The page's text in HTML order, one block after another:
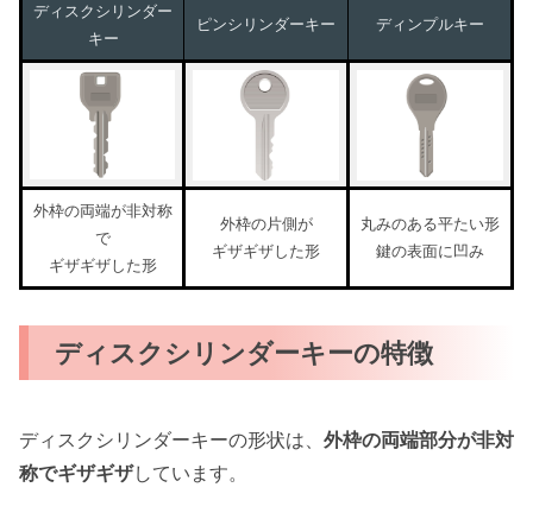
ディスクシリンダー
キー
ピンシリンダーキー ディンプルキー
外枠の両端が非対称
で
ギザギザした形
外枠の片側が
ギザギザした形
丸みのある平たい形
鍵の表面に凹み
ディスクシリンダーキーの特徴
ディスクシリンダーキーの形状は、 外枠の両端部分が非対
称でギザギザしています。